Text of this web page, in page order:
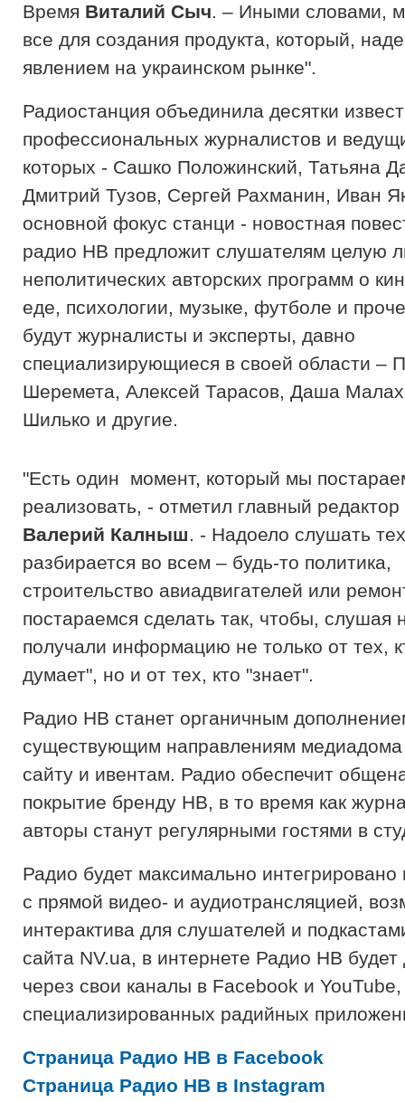
Время Виталий Сыч. – Иными словами,
все для создания продукта, который,
явлением на украинском рынке".
Радиостанция объединила десятки
профессиональных журналистов и
которых - Сашко Положинский, Татьяна
Дмитрий Тузов, Сергей Рахманин, Иван
основной фокус станци - новостная
радио НВ предложит слушателям целую
неполитических авторских программ о
еде, психологии, музыке, футболе и
будут журналисты и эксперты, давно
специализирующиеся в своей области –
Шеремета, Алексей Тарасов, Даша
Шилько и другие.
"Есть один момент, который мы
реализовать, - отметил главный
Валерий Калныш. - Надоело слушать
разбирается во всем – будь-то политика,
строительство авиадвигателей или
постараемся сделать так, чтобы,
получали информацию не только от тех,
думает", но и от тех, кто "знает".
Радио НВ станет органичным
существующим направлениям медиадома
сайту и ивентам. Радио обеспечит
покрытие бренду НВ, в то время как
авторы станут регулярными гостями в
Радио будет максимально интегрировано
с прямой видео- и аудиотрансляцией,
интерактива для слушателей и
сайта NV.ua, в интернете Радио НВ будет
через свои каналы в Facebook и
специализированных радийных
Страница Радио НВ в Facebook
Страница Радио НВ в Instagram